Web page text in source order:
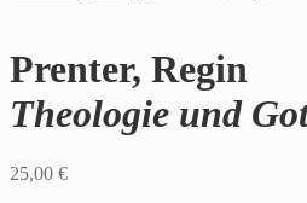
Prenter, Regin
Theologie und
25,00 €